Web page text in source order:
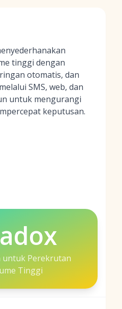
tinggi dengan
otomatis, dan
SMS, web, dan
untuk mengurangi
keputusan.
untuk Perekrutan
Tinggi